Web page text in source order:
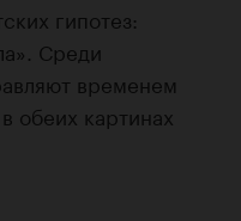
гипотез:
Среди
временем
обеих картинах